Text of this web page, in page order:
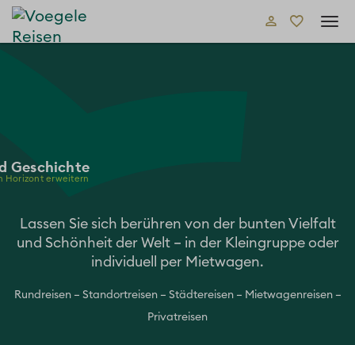
Geschichte
Horizont erweitern
Lassen Sie sich berühren von der bunten Vielfalt
und Schönheit der Welt – in der Kleingruppe oder
individuell per Mietwagen.
Rundreisen – Standortreisen – Städtereisen – Mietwagenreisen –
Privatreisen